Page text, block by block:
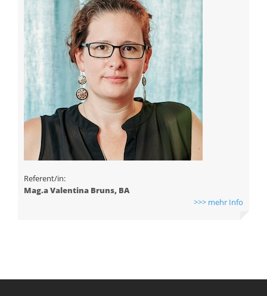
Referent/in:
Mag.a Valentina Bruns, BA
>>> mehr Info